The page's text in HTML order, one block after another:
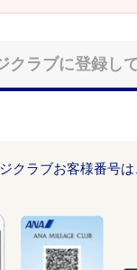
クラブに登録し
クラブお客様番号は